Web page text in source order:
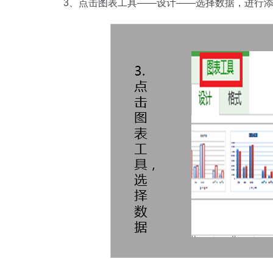
3、点击图表工具——设计——选择数据，进行